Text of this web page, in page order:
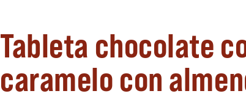
Tableta chocolate
caramelo con